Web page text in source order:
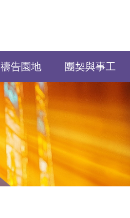
禱告園地 團契與事工